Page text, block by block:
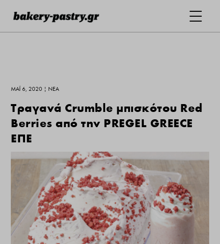
ΜΆΙ 6, 2020 | ΝΕΑ
Τραγανά Crumble μπισκότου Red
Berries από την PREGEL GREECE
EΠΕ